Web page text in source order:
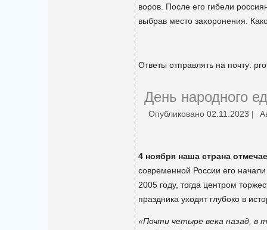
воров. После его гибели
выбрав место захоронения.
Ответы отправлять на почту:
День народного
Опубликовано 02.11.2023 |
4 ноября наша страна
современной России его
2005 году, тогда центром
праздника уходят глубоко в
«Почти четыре века назад, в